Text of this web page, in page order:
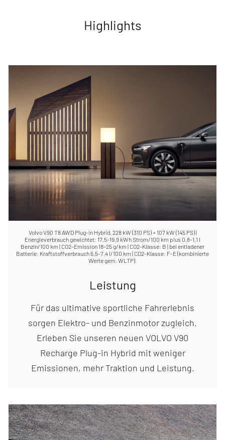
Highlights
Volvo V90 T8 AWD Plug-in Hybrid, 228 kW (310 PS) + 107 kW (145 PS) |
Energieverbrauch gewichtet: 17,5-19,9 kWh Strom/100 km plus 0,8-1,1 l
Benzin/100 km | CO2-Emission 18-25 g/km | CO2-Klasse: B | bei entladener
Batterie: Kraftstoffverbrauch 6,5-7,4 l/100 km | CO2-Klasse: F-E (kombinierte
Werte gem. WLTP).
Leistung
Für das ultimative sportliche Fahrerlebnis
sorgen Elektro- und Benzinmotor zugleich.
Erleben Sie unseren neuen VOLVO V90
Recharge Plug-in Hybrid mit weniger
Emissionen, mehr Traktion und Leistung.